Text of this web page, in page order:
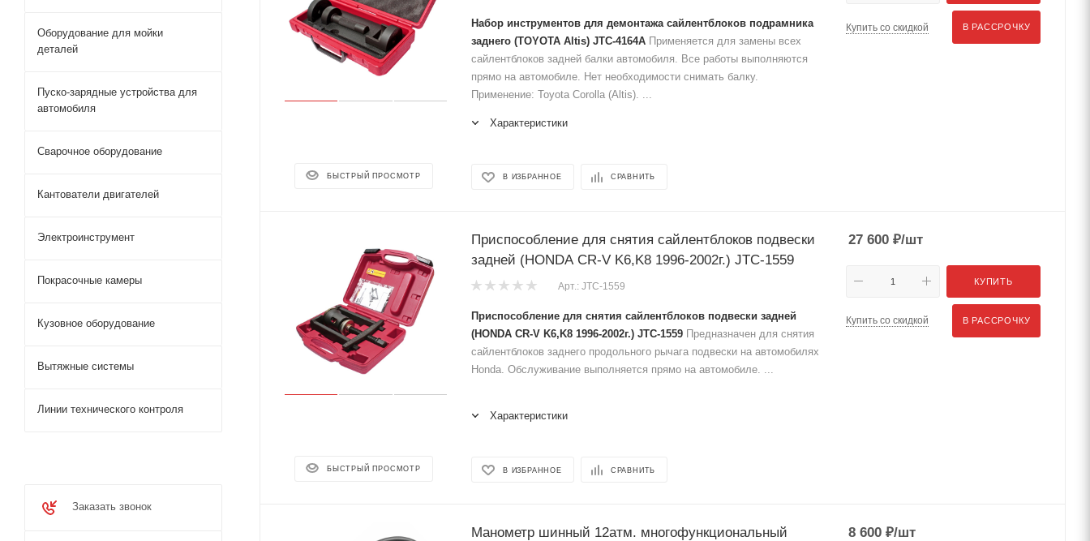
БЫСТРЫЙ ПРОСМОТР
Набор инструментов для демонтажа сайлентблоков подрамника
заднего (TOYOTA Altis) JTC-4164A Применяется для замены всех
сайлентблоков задней балки автомобиля. Все работы выполняются
прямо на автомобиле. Нет необходимости снимать балку.
Применение: Toyota Corollа (Altis). ...
Характеристики
В ИЗБРАННОЕ СРАВНИТЬ
Купить со скидкой В РАССРОЧКУ
БЫСТРЫЙ ПРОСМОТР
Приспособление для снятия сайлентблоков подвески
задней (HONDA CR-V K6,K8 1996-2002г.) JTC-1559
Арт.: JTC-1559
Приспособление для снятия сайлентблоков подвески задней
(HONDA CR-V K6,K8 1996-2002г.) JTC-1559 Предназначен для снятия
сайлентблоков заднего продольного рычага подвески на автомобилях
Honda. Обслуживание выполняется прямо на автомобиле. ...
Характеристики
В ИЗБРАННОЕ СРАВНИТЬ
27 600 ₽/шт
КУПИТЬ
Купить со скидкой В РАССРОЧКУ
Манометр шинный 12атм. многофункциональный
8 600 ₽/шт
Оборудование для мойки
деталей
Пуско-зарядные устройства для
автомобиля
Сварочное оборудование
Кантователи двигателей
Электроинструмент
Покрасочные камеры
Кузовное оборудование
Вытяжные системы
Линии технического контроля
Заказать звонок